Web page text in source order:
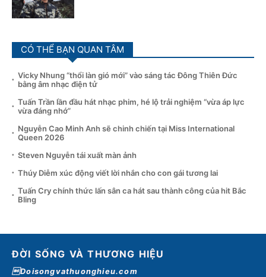
CÓ THỂ BẠN QUAN TÂM
Vicky Nhung “thổi làn gió mới” vào sáng tác Đông Thiên Đức
bằng âm nhạc điện tử
Tuấn Trần lần đầu hát nhạc phim, hé lộ trải nghiệm “vừa áp lực
vừa đáng nhớ”
Nguyễn Cao Minh Anh sẽ chinh chiến tại Miss International
Queen 2026
Steven Nguyễn tái xuất màn ảnh
Thúy Diễm xúc động viết lời nhắn cho con gái tương lai
Tuấn Cry chính thức lấn sân ca hát sau thành công của hit Bắc
Bling
ĐỜI SỐNG VÀ THƯƠNG HIỆU
Doisongvathuonghieu.com